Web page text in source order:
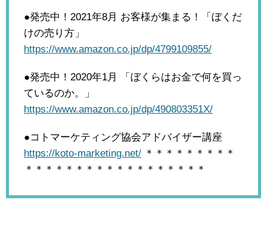
●発売中！2021年8月 お客様が集まる！「ぼくだ
けの売り方」
https://www.amazon.co.jp/dp/4799109855/
●発売中！2020年1月
「ぼくらはお金で何を買っ
ているのか。」
https://www.amazon.co.jp/dp/490803351X/
●コトマーケティング協会アドバイザー講座
https://koto-marketing.net/ ＊＊＊＊＊＊＊＊＊
＊＊＊＊＊＊＊＊＊＊＊＊＊＊＊＊＊＊